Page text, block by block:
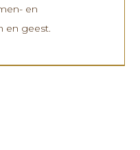
en
en geest.